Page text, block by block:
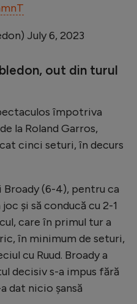
July 6, 2023
out din turul
împotriva
la Roland Garros,
cinci seturi, în decurs
(6-4), pentru ca
și să conducă cu 2-1
care în primul tur a
în minimum de seturi,
cu Ruud. Broady a
decisiv s-a impus fără
dat nicio șansă